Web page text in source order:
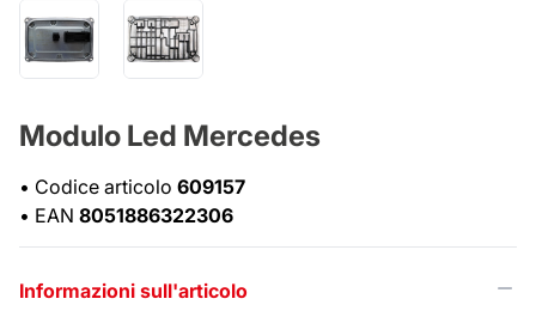
Modulo Led Mercedes
• Codice articolo 609157
• EAN 8051886322306
Informazioni sull'articolo